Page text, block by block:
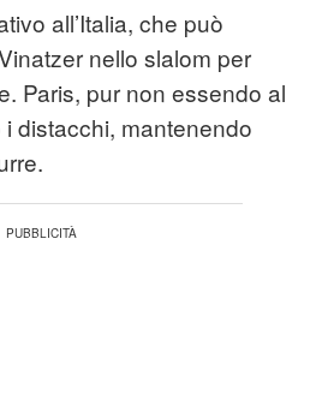
all’Italia, che può
nello slalom per
Paris, pur non essendo al
distacchi, mantenendo